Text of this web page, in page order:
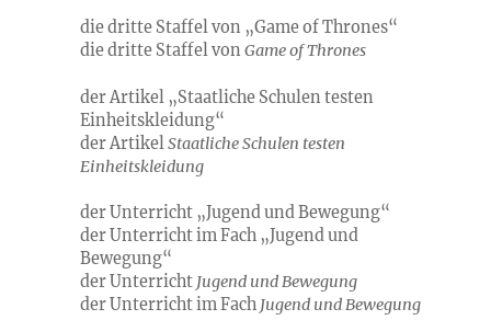
die dritte Staffel von „Game of Thrones“
die dritte Staffel von Game of Thrones
der Artikel „Staatliche Schulen testen
Einheitskleidung“
der Artikel Staatliche Schulen testen
Einheitskleidung
der Unterricht „Jugend und Bewegung“
der Unterricht im Fach „Jugend und
Bewegung“
der Unterricht Jugend und Bewegung
der Unterricht im Fach Jugend und Bewegung